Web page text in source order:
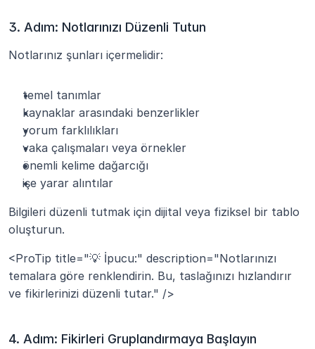
3. Adım: Notlarınızı Düzenli Tutun
Notlarınız şunları içermelidir:
temel tanımlar
kaynaklar arasındaki benzerlikler
yorum farklılıkları
vaka çalışmaları veya örnekler
önemli kelime dağarcığı
işe yarar alıntılar
Bilgileri düzenli tutmak için dijital veya fiziksel bir tablo
oluşturun.
<ProTip title="💡 İpucu:" description="Notlarınızı
temalara göre renklendirin. Bu, taslağınızı hızlandırır
ve fikirlerinizi düzenli tutar." />
4. Adım: Fikirleri Gruplandırmaya Başlayın